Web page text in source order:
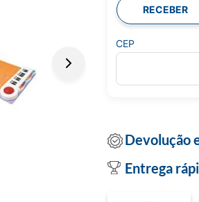
RECEBER
CEP
Devolução
Entrega